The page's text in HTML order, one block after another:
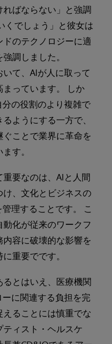
ばならない」と強調
くでしょう」と彼女は
のテクノロジーに適
調しました。
て、AIが人に取って
っています。 しか
の役割のより複雑で
ようにする一方で、
ことで業界に革命を
す。
要なのは、AIと人間
、文化とビジネスの
理することです。 こ
化が従来のワークフ
容に破壊的な影響を
重要でです。
とはいえ、医療機関
に関連する負担を完
ることには慎重でな
ィスト・ヘルスケ